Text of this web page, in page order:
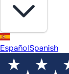
EspañolSpanish